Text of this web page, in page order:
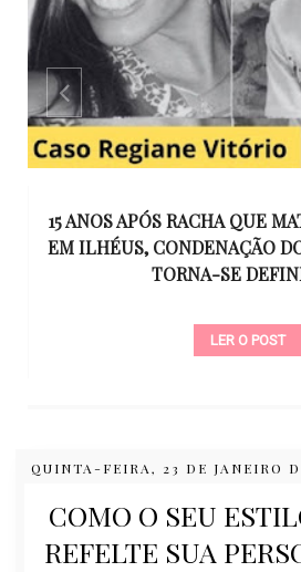
15 ANOS APÓS RACHA QUE
EM ILHÉUS, CONDENAÇÃO
TORNA-SE
LER O POST
QUINTA-FEIRA, 23 DE JANEIRO
COMO O SEU
REFELTE SUA